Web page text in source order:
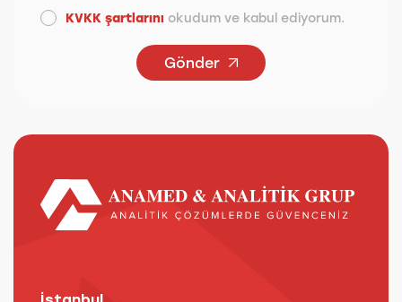
KVKK şartlarını okudum ve kabul ediyorum.
Gönder